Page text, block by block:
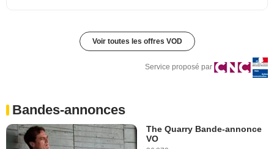
Voir toutes les offres VOD
Service proposé par
Bandes-annonces
The Quarry Bande-annonce
VO